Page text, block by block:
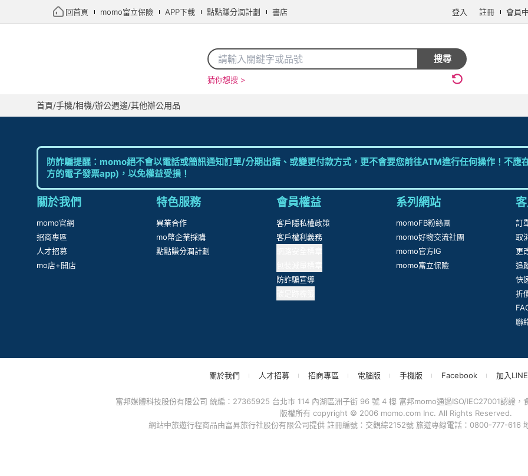
回首頁 momo富立保險 APP下載 點點賺分潤計劃 書店 登入 註冊 會員
搜尋
猜你想搜 >
首頁/手機/相機/辦公週邊/其他辦公用品
防詐騙提醒：momo絕不會以電話或簡訊通知訂單/分期出錯、或變更付款方式，更不會要您前往ATM進行任何操作！不
方的電子發票app)，以免權益受損！
關於我們
momo官網
招商專區
人才招募
mo店+開店
特色服務
異業合作
mo幣企業採購
點點賺分潤計劃
會員權益
客戶隱私權政策
客戶權利義務
防詐騙宣導
系列網站
momoFB粉絲團
momo好物交流社團
momo官方IG
momo富立保險
訂
取
更
追
快
折
聯
關於我們 人才招募 招商專區 電腦版 手機版 Facebook 加入LINE
富邦媒體科技股份有限公司 統編：27365925 台北市 114 內湖區洲子街 96 號 4 樓 富邦momo通過ISO/IEC27001認證，
版權所有 copyright © 2006 momo.com Inc. All Rights Reserved.
網站中旅遊行程商品由富昇旅行社股份有限公司提供 註冊編號：交觀綜2152號 旅遊專線電話：0800-777-616